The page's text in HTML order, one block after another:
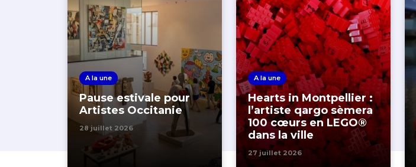
A la une
Pause estivale pour
Artistes Occitanie
28 juillet 2026
A la une
Hearts in Montpellier :
l’artiste qargo sèmera
100 cœurs en LEGO®
dans la ville
27 juillet 2026